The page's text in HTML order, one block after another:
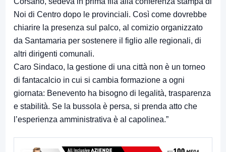
Noi di Centro dopo le provinciali. Così come dovrebbe
chiarire la presenza sul palco, al comizio organizzato
da Santamaria per sostenere il figlio alle regionali, di
altri dirigenti comunali.
Caro Sindaco, la gestione di una città non è un torneo
di fantacalcio in cui si cambia formazione a ogni
giornata: Benevento ha bisogno di legalità, trasparenza
e stabilità. Se la bussola è persa, si prenda atto che
l’esperienza amministrativa è al capolinea.”